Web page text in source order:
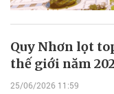
Quy Nhơn lọt
thế giới năm
25/06/2026 11:59